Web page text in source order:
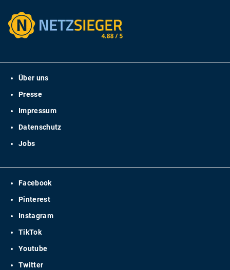
Über uns
Presse
Impressum
Datenschutz
Jobs
Facebook
Pinterest
Instagram
TikTok
Youtube
Twitter